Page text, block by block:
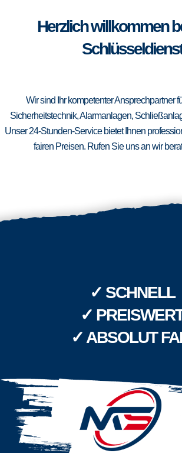
Herzlich willkommen
Schlüsseldienst
Wir sind Ihr kompetenter Ansprechpartner
Sicherheitstechnik, Alarmanlagen,
Unser 24-Stunden-Service bietet Ihnen
fairen Preisen. Rufen Sie uns an wir
✓ SCHNELL
✓
✓ ABSOLUT